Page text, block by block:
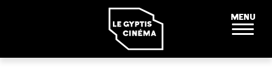
MENU
Panneau de gestion des cookies